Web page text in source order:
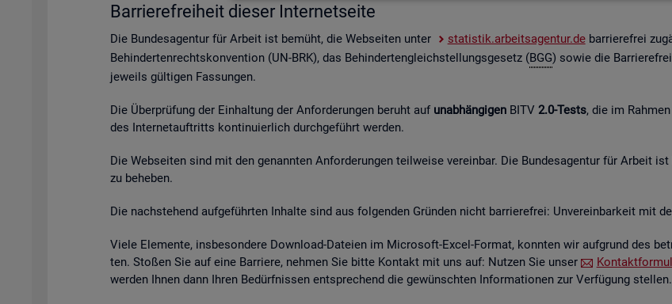
Bar­rie­re­frei­heit die­ser In­ter­net­sei­te
Die Bun­des­agen­tur für Ar­beit ist be­müht, die Web­sei­ten unter sta­tis­tik.ar­beits­agen­tur.debar­rie­re­frei
Be­hin­der­ten­rechts­kon­ven­ti­on (UN-BRK), das Be­hin­der­ten­gleich­stel­lungs­ge­setz (BGG) sowie die
je­weils gül­ti­gen Fas­sun­gen.
Die Über­prü­fung der Ein­hal­tung der An­for­de­run­gen be­ruht auf un­ab­hän­gi­genBITV 2.0-Tests, die im
des In­ter­net­auf­tritts kon­ti­nu­ier­lich durch­ge­führt wer­den.
Die Web­sei­ten sind mit den ge­nann­ten An­for­de­run­gen teil­wei­se ver­ein­bar. Die Bun­des­agen­tur für Ar­beit
zu be­he­ben.
Die nach­ste­hend auf­ge­führ­ten In­hal­te sind aus fol­gen­den Grün­den nicht bar­rie­re­frei: Un­ver­ein­bar­keit mit
Viele Ele­men­te, ins­be­son­de­re Down­load-Da­tei­en im Mi­cro­soft-Excel-For­mat, konn­ten wir auf­grund des
ten. Sto­ßen Sie auf eine Bar­rie­re, neh­men Sie bitte Kon­takt mit uns auf: Nut­zen Sie unser
wer­den Ihnen dann Ihren Be­dürf­nis­sen ent­spre­chend die ge­wünsch­ten In­for­ma­tio­nen zur Ver­fü­gung stel­len.